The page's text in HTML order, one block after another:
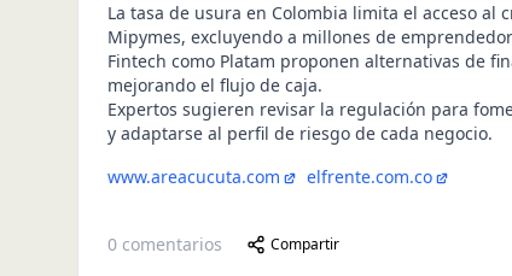
La tasa de usura en Colombia limita el acceso al
Mipymes, excluyendo a millones de
Fintech como Platam proponen alternativas de
mejorando el flujo de caja.
Expertos sugieren revisar la regulación para
y adaptarse al perfil de riesgo de cada negocio.
www.areacucuta.com
elfrente.com.co
0 comentarios Compartir